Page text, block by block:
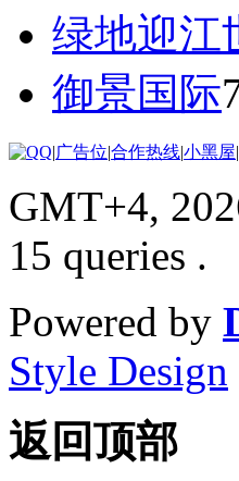
绿地迎江
御景国际
|广告位|合作热线|小黑屋|
GMT+4,
15 queries .
Powered by
Style Design
返回顶部